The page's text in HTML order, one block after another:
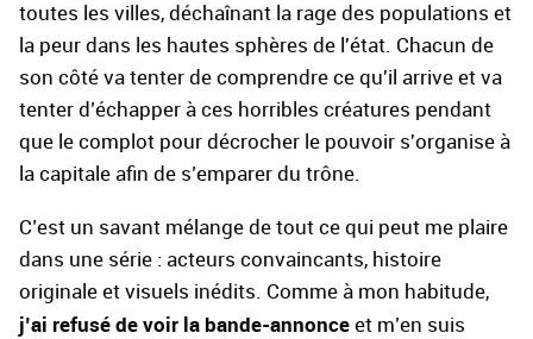
toutes les villes, déchaînant la rage des populations et
la peur dans les hautes sphères de l'état. Chacun de
son côté va tenter de comprendre ce qu'il arrive et va
tenter d’échapper à ces horribles créatures pendant
que le complot pour décrocher le pouvoir s'organise à
la capitale afin de s’emparer du trône.
C’est un savant mélange de tout ce qui peut me plaire
dans une série : acteurs convaincants, histoire
originale et visuels inédits. Comme à mon habitude,
j’ai refusé de voir la bande-annonce et m’en suis